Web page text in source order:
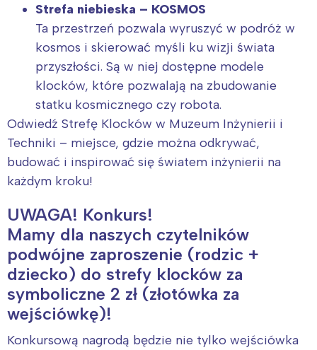
Strefa niebieska – KOSMOS
Ta przestrzeń pozwala wyruszyć w podróż w
kosmos i skierować myśli ku wizji świata
przyszłości. Są w niej dostępne modele
klocków, które pozwalają na zbudowanie
statku kosmicznego czy robota.
Odwiedź Strefę Klocków w Muzeum Inżynierii i
Techniki – miejsce, gdzie można odkrywać,
budować i inspirować się światem inżynierii na
każdym kroku!
UWAGA! Konkurs!
Mamy dla naszych czytelników
podwójne zaproszenie (rodzic +
dziecko) do strefy klocków za
symboliczne 2 zł (złotówka za
wejściówkę)!
Konkursową nagrodą będzie nie tylko wejściówka
Interesują mnie wydarzenia z
tego regionu:
Warszawa
Śląsk